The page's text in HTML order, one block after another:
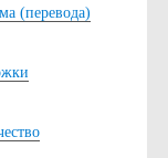
(перевода)